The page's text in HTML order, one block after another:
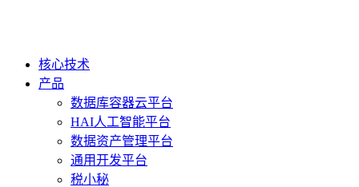
核心技术
产品
数据库容器云平台
HAI人工智能平台
数据资产管理平台
通用开发平台
税小秘